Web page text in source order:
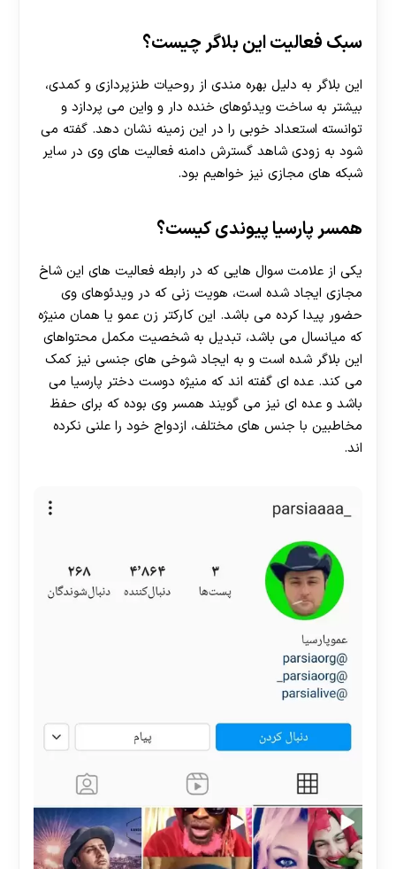
سبک فعالیت این بلاگر چیست؟
این بلاگر به دلیل بهره مندی از روحیات طنزپردازی و کمدی،
بیشتر به ساخت ویدئوهای خنده دار و واین می پردازد و
توانسته استعداد خوبی را در این زمینه نشان دهد. گفته می
شود به زودی شاهد گسترش دامنه فعالیت های وی در سایر
شبکه های مجازی نیز خواهیم بود.
همسر پارسیا پیوندی کیست؟
یکی از علامت سوال هایی که در رابطه فعالیت های این شاخ
مجازی ایجاد شده است، هویت زنی که در ویدئوهای وی
حضور پیدا کرده می باشد. این کارکتر زن عمو یا همان منیژه
که میانسال می باشد، تبدیل به شخصیت مکمل محتواهای
این بلاگر شده است و به ایجاد شوخی های جنسی نیز کمک
می کند. عده ای گفته اند که منیژه دوست دختر پارسیا می
باشد و عده ای نیز می گویند همسر وی بوده که برای حفظ
مخاطبین با جنس های مختلف، ازدواج خود را علنی نکرده
اند.